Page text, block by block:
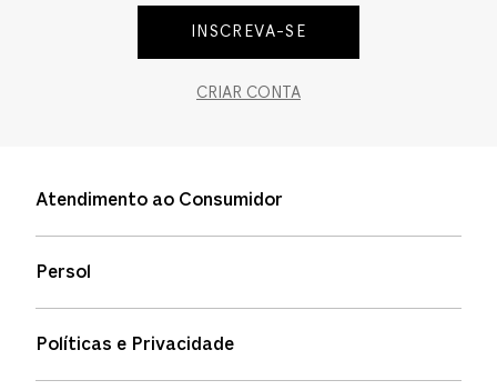
INSCREVA-SE
CRIAR CONTA
Atendimento ao Consumidor
Status de pedidos
Política de garantia
Persol
Políticas e Privacidade